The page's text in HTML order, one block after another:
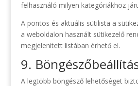
felhasználó milyen kategóriákhoz
A pontos és aktuális sütilista a
a weboldalon használt sütikezelő
megjelenített listában érhető el.
9.
A legtöbb böngésző lehetőséget